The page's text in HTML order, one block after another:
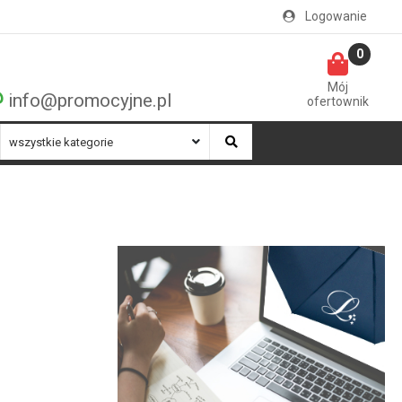
Logowanie
info@promocyjne.pl
Mój
ofertownik
0